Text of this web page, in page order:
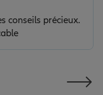
conseils précieux.